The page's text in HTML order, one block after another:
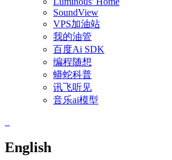
SoundView
VPS加油站
我的油管
百度Ai SDK
编程随想
蟒蛇科普
讯飞听见
音乐ai模型
English